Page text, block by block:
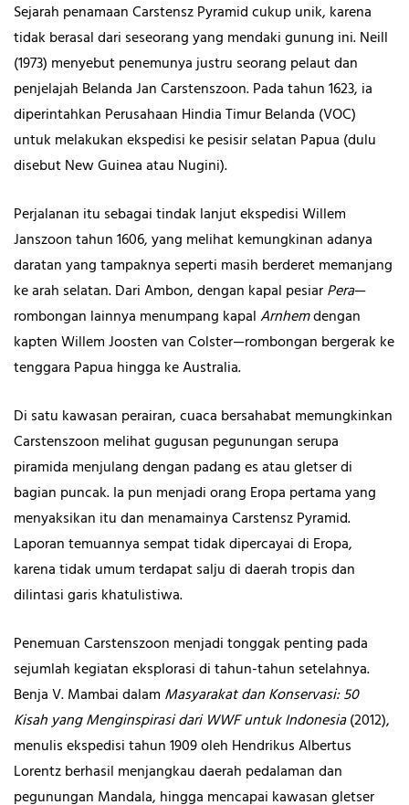
Sejarah penamaan Carstensz Pyramid cukup unik, karena
tidak berasal dari seseorang yang mendaki gunung ini. Neill
(1973) menyebut penemunya justru seorang pelaut dan
penjelajah Belanda Jan Carstenszoon. Pada tahun 1623, ia
diperintahkan Perusahaan Hindia Timur Belanda (VOC)
untuk melakukan ekspedisi ke pesisir selatan Papua (dulu
disebut New Guinea atau Nugini).
Perjalanan itu sebagai tindak lanjut ekspedisi Willem
Janszoon tahun 1606, yang melihat kemungkinan adanya
daratan yang tampaknya seperti masih berderet memanjang
ke arah selatan. Dari Ambon, dengan kapal pesiarPera—
rombongan lainnya menumpang kapalArnhemdengan
kapten Willem Joosten van Colster—rombongan bergerak ke
tenggara Papua hingga ke Australia.
Di satu kawasan perairan, cuaca bersahabat memungkinkan
Carstenszoon melihat gugusan pegunungan serupa
piramida menjulang dengan padang es atau gletser di
bagian puncak. Ia pun menjadi orang Eropa pertama yang
menyaksikan itu dan menamainya Carstensz Pyramid.
Laporan temuannya sempat tidak dipercayai di Eropa,
karena tidak umum terdapat salju di daerah tropis dan
dilintasi garis khatulistiwa.
Penemuan Carstenszoon menjadi tonggak penting pada
sejumlah kegiatan eksplorasi di tahun-tahun setelahnya.
Benja V. Mambai dalam Masyarakat dan Konservasi: 50
Kisah yang Menginspirasi dari WWF untuk Indonesia(2012),
menulis ekspedisi tahun 1909 oleh Hendrikus Albertus
Lorentz berhasil menjangkau daerah pedalaman dan
pegunungan Mandala, hingga mencapai kawasan gletser